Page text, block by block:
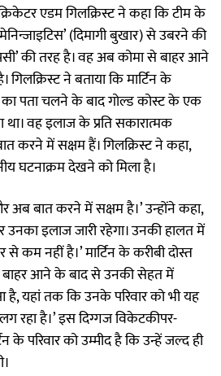
एडम गिलक्रिस्ट ने कहा कि टीम के
(दिमागी बुखार) से उबरने की
की तरह है। वह अब कोमा से बाहर आने
ने बताया कि मार्टिन के
का पता चलने के बाद गोल्ड कोस्ट के एक
था। वह इलाज के प्रति सकारात्मक
करने में सक्षम हैं। गिलक्रिस्ट ने कहा,
घटनाक्रम देखने को मिला है।
अब बात करने में सक्षम है।’ उन्होंने कहा,
इलाज जारी रहेगा। उनकी हालत में
कम नहीं है।’ मार्टिन के करीबी दोस्त
बाहर आने के बाद से उनकी सेहत में
यहां तक कि उनके परिवार को भी यह
रहा है।’ इस दिग्गज विकेटकीपर-
के परिवार को उम्मीद है कि उन्हें जल्द ही